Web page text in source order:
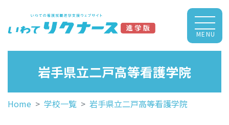
MENU
岩手県立二戸高等看護学院
Home 学校一覧 岩手県立二戸高等看護学院